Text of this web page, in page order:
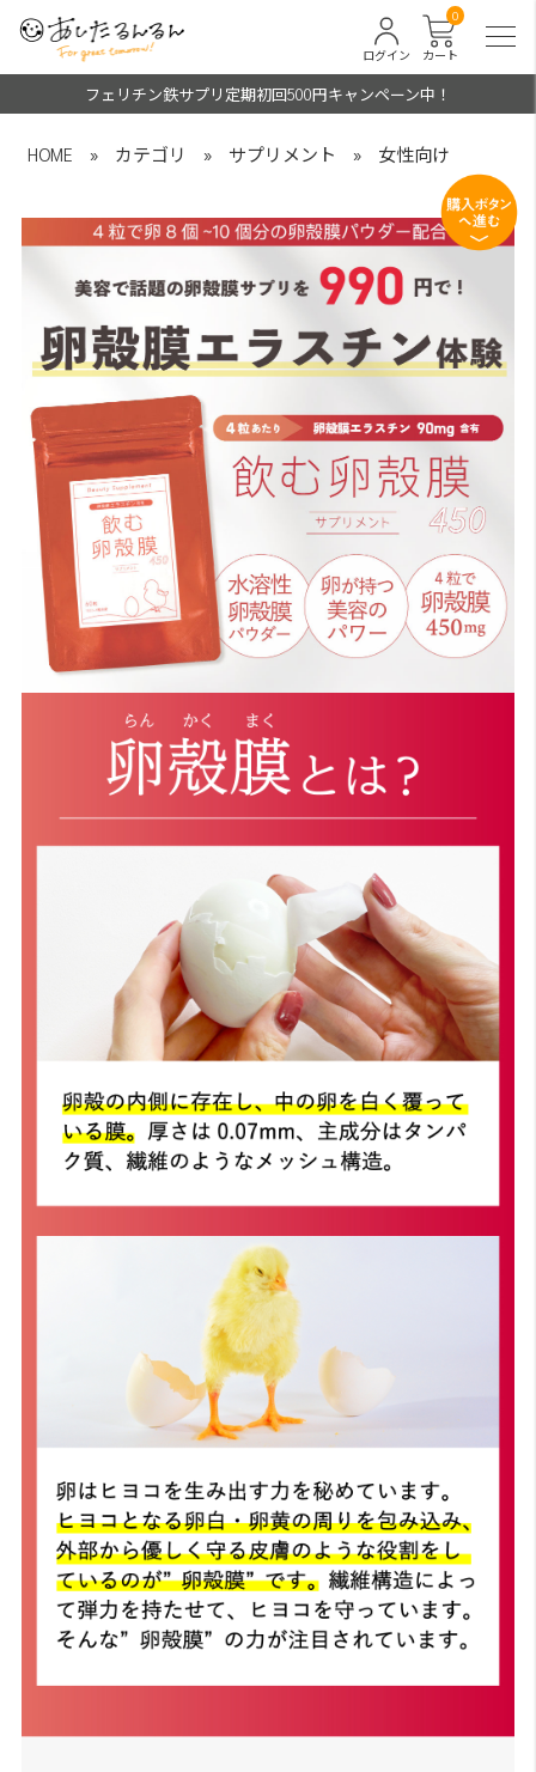
カート
0
ログイン
フェリチン鉄サプリ定期初回500円キャンペーン中！
HOME » カテゴリ » サプリメント » 女性向け